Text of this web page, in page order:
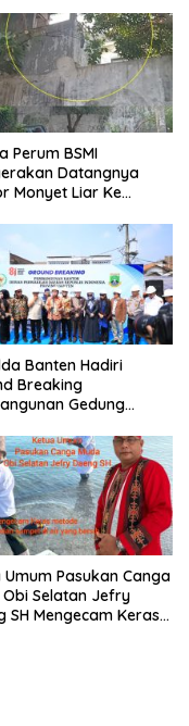
Perum BSMI
Datangnya
Monyet Liar Ke
Banten Hadiri
Breaking
Gedung
Banten
Umum Pasukan Canga
Obi Selatan Jefry
SH Mengecam Keras